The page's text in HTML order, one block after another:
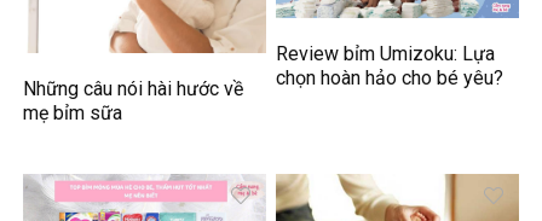
Những câu nói hài hước về
mẹ bỉm sữa
Review bỉm Umizoku: Lựa
chọn hoàn hảo cho bé yêu?